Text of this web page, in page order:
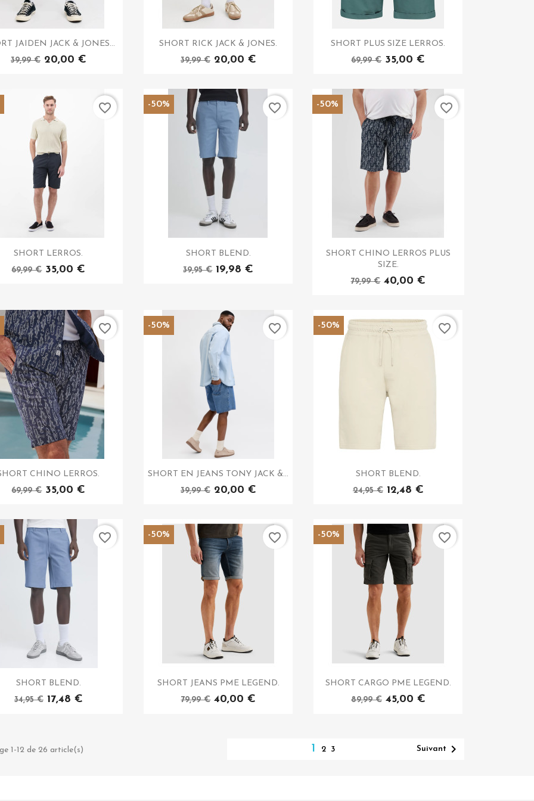
JAIDEN JACK & JONES...
39,99 € 20,00 €
SHORT RICK JACK & JONES.
39,99 € 20,00 €
SHORT PLUS SIZE LERROS.
69,99 € 35,00 €
SHORT LERROS.
69,99 € 35,00 €
favorite_border
SHORT BLEND.
39,95 € 19,98 €
-50% favorite_border
SHORT CHINO LERROS PLUS
SIZE.
79,99 € 40,00 €
-50% favorite_border
CHINO LERROS.
69,99 € 35,00 €
favorite_border
SHORT EN JEANS TONY JACK &...
39,99 € 20,00 €
-50% favorite_border
SHORT BLEND.
24,95 € 12,48 €
-50% favorite_border
SHORT BLEND.
34,95 € 17,48 €
favorite_border
SHORT JEANS PME LEGEND.
79,99 € 40,00 €
-50% favorite_border
SHORT CARGO PME LEGEND.
89,99 € 45,00 €
-50% favorite_border
1-12 de 26 article(s) 1 2 3 Suivant 